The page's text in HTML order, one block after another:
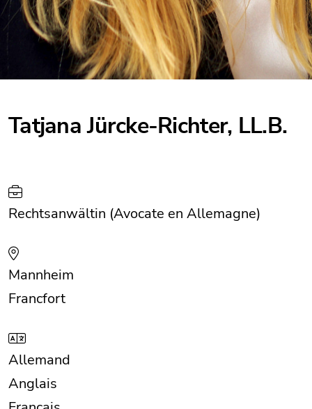
Tatjana Jürcke-Richter, LL.B.
Rechtsanwältin (Avocate en Allemagne)
Mannheim
Francfort
Allemand
Anglais